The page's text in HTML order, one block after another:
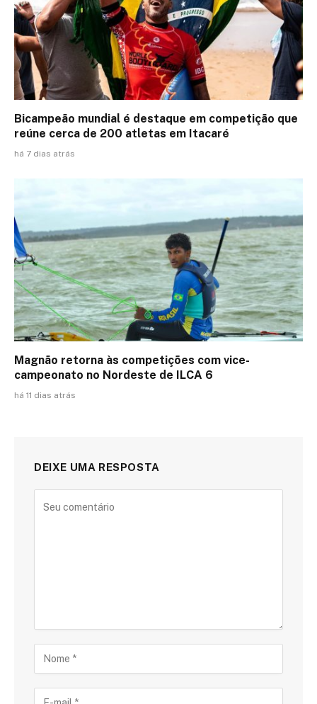
Bicampeão mundial é destaque em competição que
reúne cerca de 200 atletas em Itacaré
há 7 dias atrás
Magnão retorna às competições com vice-
campeonato no Nordeste de ILCA 6
há 11 dias atrás
DEIXE UMA RESPOSTA